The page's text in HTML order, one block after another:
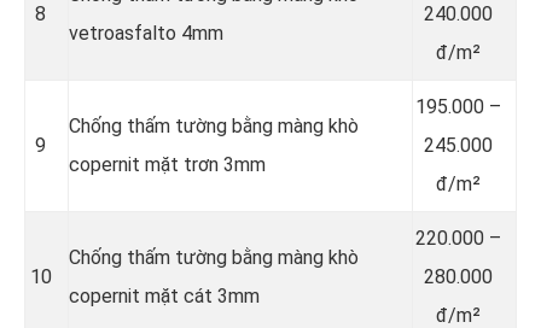
8
vetroasfalto 4mm
240.000
đ/m²
9
Chống thấm tường bằng màng khò
copernit mặt trơn 3mm
195.000 –
245.000
đ/m²
10
Chống thấm tường bằng màng khò
copernit mặt cát 3mm
220.000 –
280.000
đ/m²